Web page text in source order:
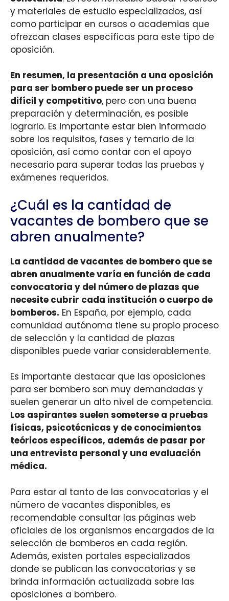
y materiales de estudio especializados, así
como participar en cursos o academias que
ofrezcan clases específicas para este tipo de
oposición.
En resumen, la presentación a una oposición
para ser bombero puede ser un proceso
difícil y competitivo, pero con una buena
preparación y determinación, es posible
lograrlo. Es importante estar bien informado
sobre los requisitos, fases y temario de la
oposición, así como contar con el apoyo
necesario para superar todas las pruebas y
exámenes requeridos.
¿Cuál es la cantidad de
vacantes de bombero que se
abren anualmente?
La cantidad de vacantes de bombero que se
abren anualmente varía en función de cada
convocatoria y del número de plazas que
necesite cubrir cada institución o cuerpo de
bomberos. En España, por ejemplo, cada
comunidad autónoma tiene su propio proceso
de selección y la cantidad de plazas
disponibles puede variar considerablemente.
Es importante destacar que las oposiciones
para ser bombero son muy demandadas y
suelen generar un alto nivel de competencia.
Los aspirantes suelen someterse a pruebas
físicas, psicotécnicas y de conocimientos
teóricos específicos, además de pasar por
una entrevista personal y una evaluación
médica.
Para estar al tanto de las convocatorias y el
número de vacantes disponibles, es
recomendable consultar las páginas web
oficiales de los organismos encargados de la
selección de bomberos en cada región.
Además, existen portales especializados
donde se publican las convocatorias y se
brinda información actualizada sobre las
oposiciones a bombero.